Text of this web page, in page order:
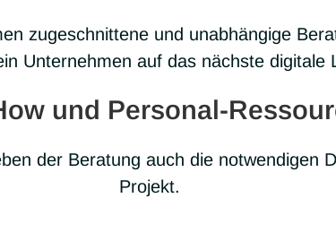
zuge­schnit­tene und unab­hän­gige
Unter­neh­men auf das nächste digi­tale
und Personal-
der Bera­tung auch die not­wen­di­gen
Pro­jekt.